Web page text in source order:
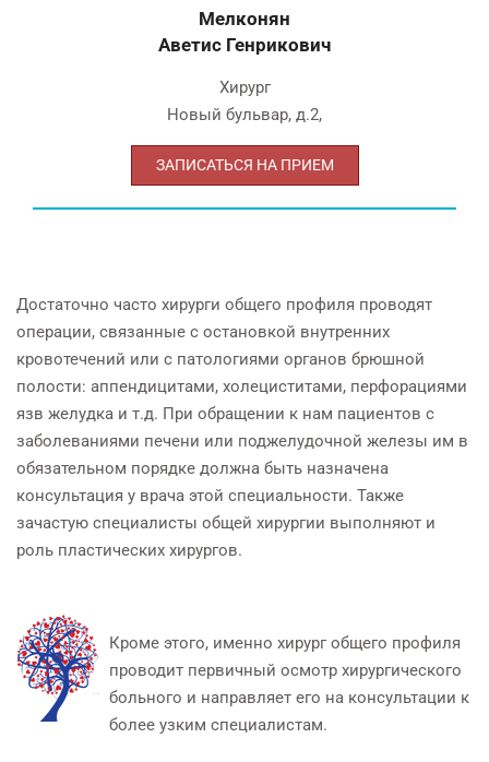
Мелконян
Аветис Генрикович
Хирург
Новый бульвар, д.2,
ЗАПИСАТЬСЯ НА ПРИЕМ
Достаточно часто хирурги общего профиля проводят
операции, связанные с остановкой внутренних
кровотечений или с патологиями органов брюшной
полости: аппендицитами, холециститами, перфорациями
язв желудка и т.д. При обращении к нам пациентов с
заболеваниями печени или поджелудочной железы им в
обязательном порядке должна быть назначена
консультация у врача этой специальности. Также
зачастую специалисты общей хирургии выполняют и
роль пластических хирургов.
Кроме этого, именно хирург общего профиля
проводит первичный осмотр хирургического
больного и направляет его на консультации к
более узким специалистам.